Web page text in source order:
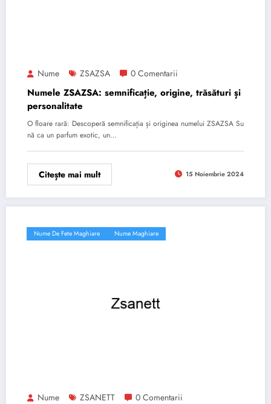
Nume ZSAZSA 0 Comentarii
Numele ZSAZSA: semnificație, origine, trăsături și
personalitate
O floare rară: Descoperă semnificația și originea numelui ZSAZSA Su
nă ca un parfum exotic, un…
Citește mai mult 15 Noiembrie 2024
Nume De Fete Maghiare Nume Maghiare
Nume ZSANETT 0 Comentarii